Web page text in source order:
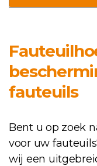
fauteuils
Bent u op zoek
voor uw
wij een